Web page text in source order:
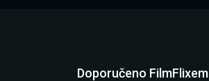
Doporučeno FilmFlixem